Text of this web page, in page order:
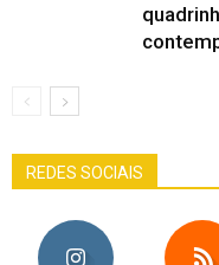
REDES SOCIAIS